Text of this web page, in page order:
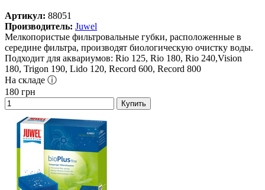
Артикул: 88051
Производитель: Juwel
Мелкопористые фильтровальные губки, расположенные в
середине фильтра, производят биологическую очистку воды.
Подходит для аквариумов: Rio 125, Rio 180, Rio 240,Vision
180, Trigon 190, Lido 120, Record 600, Record 800
На складе ⓘ
180 грн
Купить